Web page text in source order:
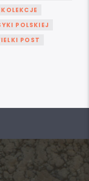
POLSKIEJ
POST